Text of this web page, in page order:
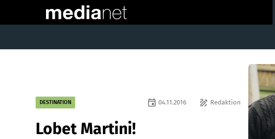
DESTINATION draw Redaktion
event 04.11.2016
Lobet Martini!